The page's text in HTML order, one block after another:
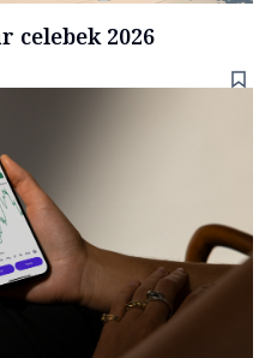
celebek 2026